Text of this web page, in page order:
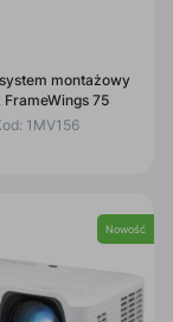
montażowy
FrameWings 75
1MV156
Nowość